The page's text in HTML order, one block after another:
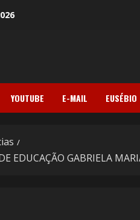
YOUTUBE E-MAIL EUSÉBIO
EDUCAÇÃO GABRIELA